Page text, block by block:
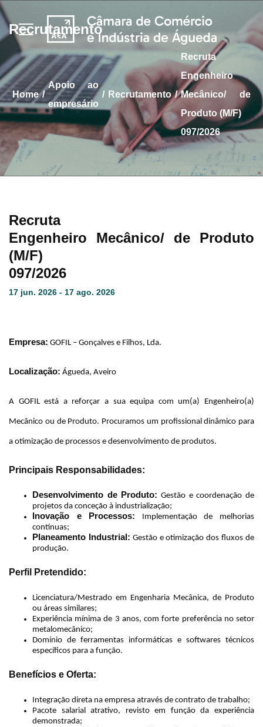
Recrutamento
home /
apoio ao
empresário
/ Recrutamento /
Recruta
Engenheiro
Mecânico/ de
Produto (M/F)
097/2026
Recruta
Engenheiro Mecânico/ de Produto
(M/F)
097/2026
17 jun. 2026 - 17 ago. 2026
Empresa: GOFIL – Gonçalves e Filhos, Lda.
Localização: Águeda, Aveiro
A GOFIL está a reforçar a sua equipa com um(a) Engenheiro(a)
Mecânico ou de Produto. Procuramos um profissional dinâmico para
a otimização de processos e desenvolvimento de produtos.
Principais Responsabilidades:
Desenvolvimento de Produto: Gestão e coordenação de
projetos da conceção à industrialização;
Inovação e Processos: Implementação de melhorias
contínuas;
Planeamento Industrial: Gestão e otimização dos fluxos de
produção.
Perfil Pretendido:
Licenciatura/Mestrado em Engenharia Mecânica, de Produto
ou áreas similares;
Experiência mínima de 3 anos, com forte preferência no setor
metalomecânico;
Domínio de ferramentas informáticas e softwares técnicos
específicos para a função.
Benefícios e Oferta:
Integração direta na empresa através de contrato de trabalho;
Pacote salarial atrativo, revisto em função da experiência
demonstrada;